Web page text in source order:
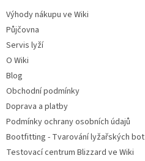
Výhody nákupu ve Wiki
Půjčovna
Servis lyží
O Wiki
Blog
Obchodní podmínky
Doprava a platby
Podmínky ochrany osobních údajů
Bootfitting - Tvarování lyžařských bot
Testovací centrum Blizzard ve Wiki